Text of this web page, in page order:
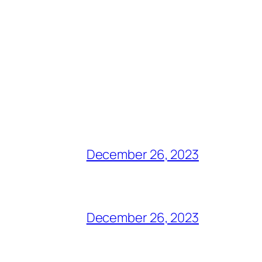
December 26, 2023
December 26, 2023